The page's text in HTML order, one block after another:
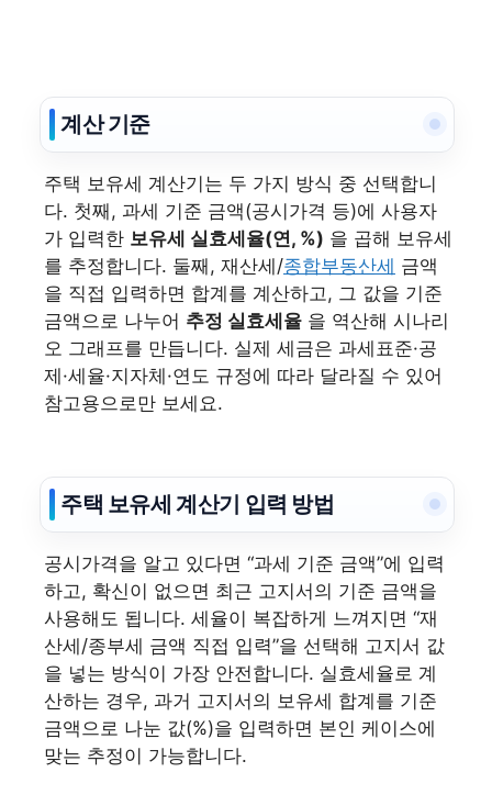
계산 기준
주택 보유세 계산기는 두 가지 방식 중 선택합니
다. 첫째, 과세 기준 금액(공시가격 등)에 사용자
가 입력한 보유세 실효세율(연, %) 을 곱해 보유세
를 추정합니다. 둘째, 재산세/종합부동산세 금액
을 직접 입력하면 합계를 계산하고, 그 값을 기준
금액으로 나누어 추정 실효세율 을 역산해 시나리
오 그래프를 만듭니다. 실제 세금은 과세표준·공
제·세율·지자체·연도 규정에 따라 달라질 수 있어
참고용으로만 보세요.
주택 보유세 계산기 입력 방법
공시가격을 알고 있다면 “과세 기준 금액”에 입력
하고, 확신이 없으면 최근 고지서의 기준 금액을
사용해도 됩니다. 세율이 복잡하게 느껴지면 “재
산세/종부세 금액 직접 입력”을 선택해 고지서 값
을 넣는 방식이 가장 안전합니다. 실효세율로 계
산하는 경우, 과거 고지서의 보유세 합계를 기준
금액으로 나눈 값(%)을 입력하면 본인 케이스에
맞는 추정이 가능합니다.